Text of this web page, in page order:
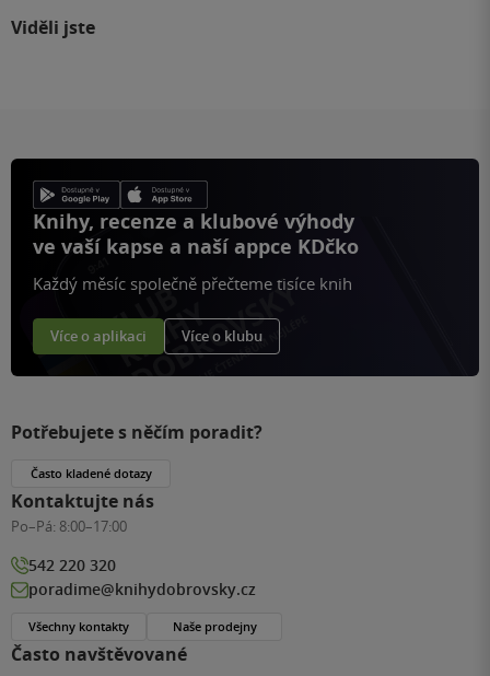
Viděli jste
Knihy, recenze a klubové výhody
ve vaší kapse a naší appce KDčko
Každý měsíc společně přečteme tisíce knih
Více o aplikaci Více o klubu
Často navštěvované
Potřebujete s něčím poradit?
Často kladené dotazy
Kontaktujte nás
Po–Pá: 8:00–17:00
542 220 320
poradime@knihydobrovsky.cz
Všechny kontakty Naše prodejny